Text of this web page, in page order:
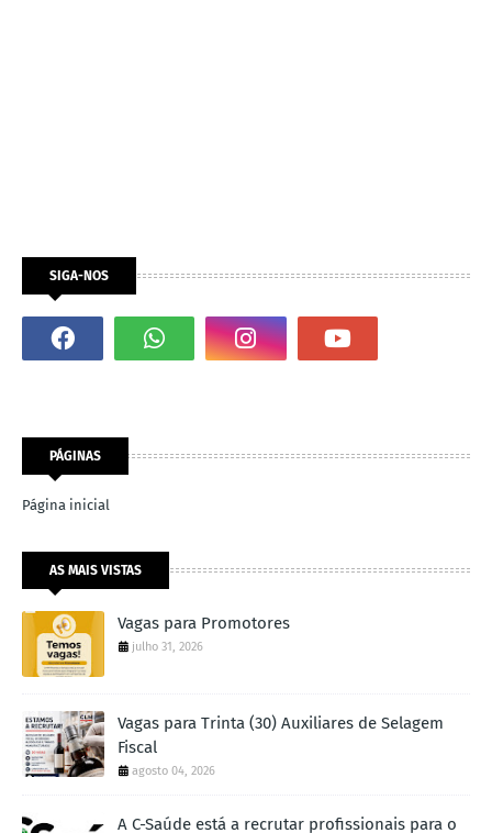
SIGA-NOS
PÁGINAS
Página inicial
AS MAIS VISTAS
Vagas para Promotores
julho 31, 2026
Vagas para Trinta (30) Auxiliares de Selagem
Fiscal
agosto 04, 2026
A C-Saúde está a recrutar profissionais para o